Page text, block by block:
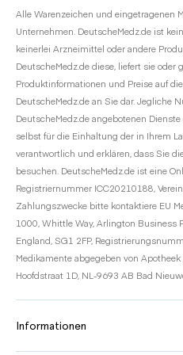
Thioridazin für die
Linezolid, ein Antibiotikum
Johanniskraut, ein
Medikamente für die
Falls Sie in der Vergangenheit
Medikamente eingenommen
abgesetzt haben, warten Sie 14
bevor Sie die neuen Medikamente
Alle Warenzeichen und eingetragenen
Unternehmen. DeutscheMedz.de ist
keinerlei Arzneimittel oder andere
DeutscheMedz.de diese, liefert sie oder
Produktinformationen und Preise auf
DeutscheMedz.de an Sie dar. Jegliche
DeutscheMedz.de angebotenen
selbst für die Einhaltung der in Ihrem
verantwortlich und erklären, dass Sie
besuchen. DeutscheMedz.de ist eine
Registriernummer ICC20210188,
Zahlungszwecke bitte kontaktiere EU
1000, Whittle Way, Arlington Business
England, SG1 2FP,
Medikamente abgegeben von
Hoofdstraat 1D, NL-9693 AB Bad
Informationen